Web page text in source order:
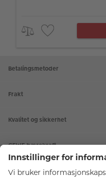
Betalingsmetoder
Frakt
Kvalitet og sikkerhet
CEWE bærekraft
Tjenester